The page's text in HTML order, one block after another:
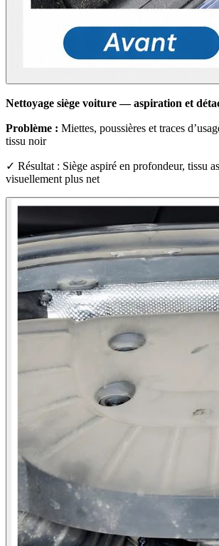
Nettoyage siège voiture — aspiration et
Problème : Miettes, poussières et traces
tissu noir
✓ Résultat : Siège aspiré en profondeur, tissu
visuellement plus net